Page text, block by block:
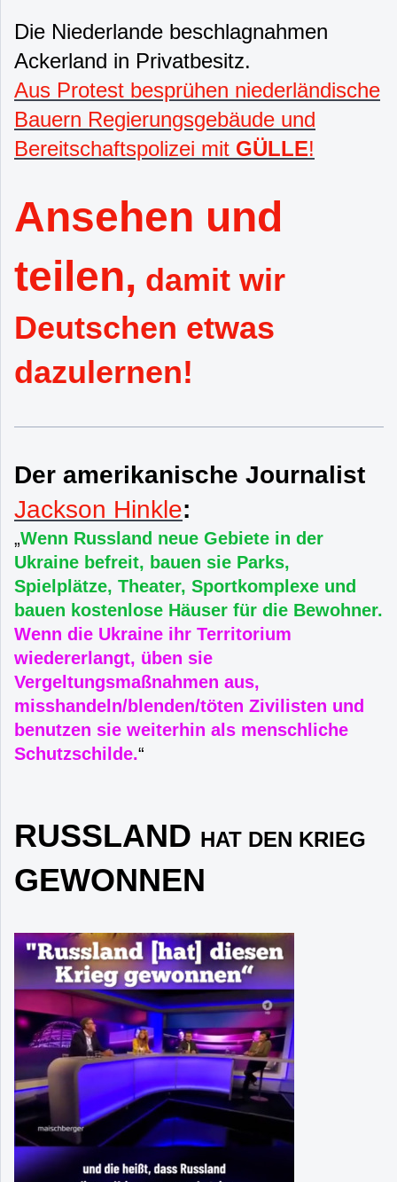
Die Niederlande beschlagnahmen
Ackerland in Privatbesitz.
Aus Protest besprühen niederländische
Bauern Regierungsgebäude und
Bereitschaftspolizei mit GÜLLE!
Ansehen und
teilen, damit wir
Deutschen etwas
dazulernen!
Der amerikanische Journalist
Jackson Hinkle:
„Wenn Russland neue Gebiete in der
Ukraine befreit, bauen sie Parks,
Spielplätze, Theater, Sportkomplexe und
bauen kostenlose Häuser für die Bewohner.
Wenn die Ukraine ihr Territorium
wiedererlangt, üben sie
Vergeltungsmaßnahmen aus,
misshandeln/blenden/töten Zivilisten und
benutzen sie weiterhin als menschliche
Schutzschilde.“
RUSSLAND HAT DEN KRIEG
GEWONNEN